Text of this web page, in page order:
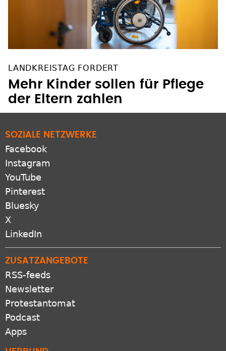
LANDKREISTAG FORDERT
Mehr Kinder sollen für Pflege
der Eltern zahlen
SOZIALE NETZWERKE
Facebook
Instagram
YouTube
Pinterest
Bluesky
X
LinkedIn
ZUSATZANGEBOTE
RSS-feeds
Newsletter
Protestantomat
Podcast
Apps